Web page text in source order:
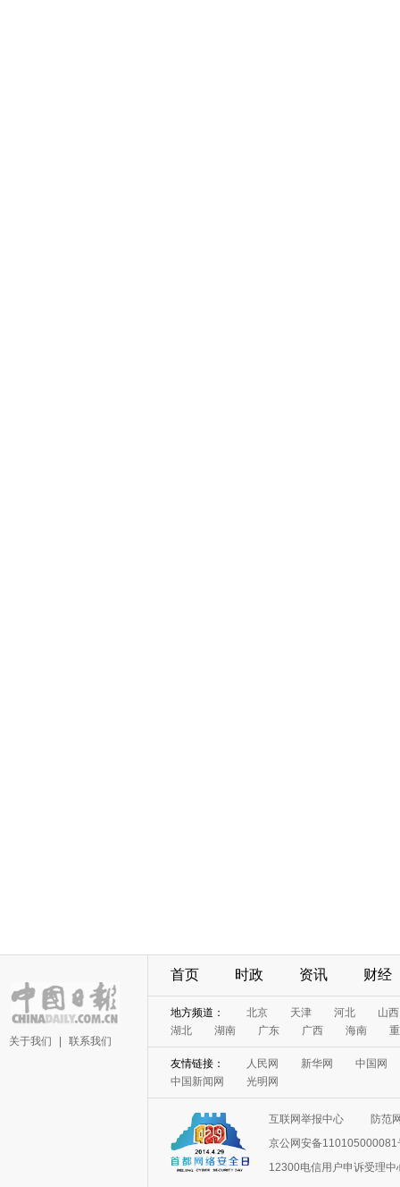
关于我们 联系我们
首页 时政 资讯 财经
地方频道： 北京 天津 河北
山西
湖北
湖南 广东 广西 海南
友情链接： 人民网 新华网
中国网
中国新闻网
光明网
互联网举报中心
防范
京公网安备110105000081
12300电信用户申诉受理中